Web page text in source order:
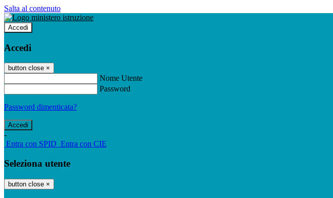
Salta al contenuto
Accedi
Accedi
button close ×
Nome Utente
Password
Password dimenticata?
-
Entra con SPID Entra con CIE
Seleziona utente
button close ×